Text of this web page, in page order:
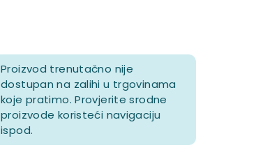
Proizvod trenutačno nije
dostupan na zalihi u trgovinama
koje pratimo. Provjerite srodne
proizvode koristeći navigaciju
ispod.